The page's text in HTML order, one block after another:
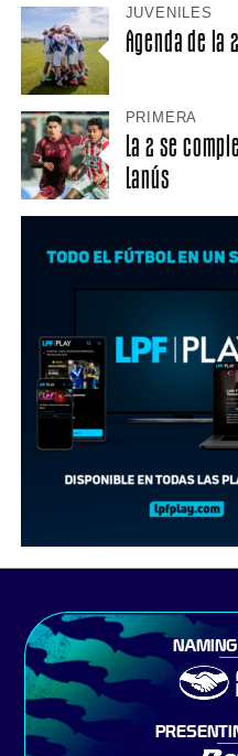
JUVENILES
Agenda de la
PRIMERA
La 2 se
Lanús